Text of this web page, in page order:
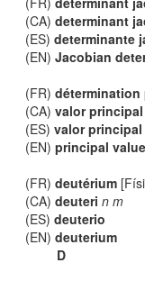
(CA)determinant
(ES)determinante
(EN)Jacobian
(FR)
(CA)valor principal
(ES)valor principal
(EN)principal value
(FR)deutérium
(CA)deuteri n m
(ES)deuterio
(EN)deuterium
D